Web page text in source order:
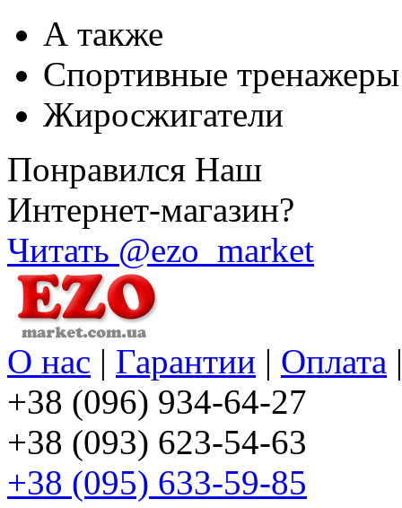
А также
Спортивные тренажеры
Жиросжигатели
Понравился Наш
Интернет-магазин?
Читать @ezo_market
О нас | Гарантии | Оплата
+38 (096) 934-64-27
+38 (093) 623-54-63
+38 (095) 633-59-85